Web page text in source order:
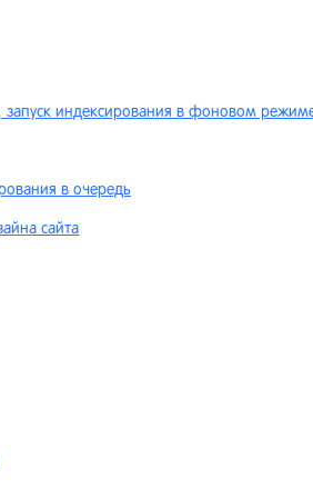
запуск индексирования в фоновом
в очередь
сайта